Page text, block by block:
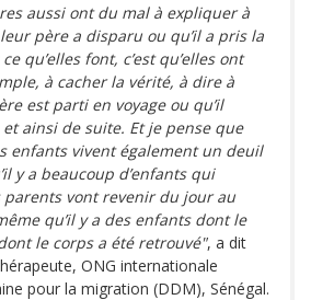
aussi ont du mal à expliquer à
père a disparu ou qu’il a pris la
qu’elles font, c’est qu’elles ont
à cacher la vérité, à dire à
est parti en voyage ou qu’il
ainsi de suite. Et je pense que
enfants vivent également un deuil
y a beaucoup d’enfants qui
vont revenir du jour au
qu’il y a des enfants dont le
le corps a été retrouvé", a dit
ONG internationale
pour la migration (DDM), Sénégal.